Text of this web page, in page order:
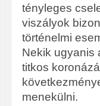
tényleges
viszályok
történelmi
Nekik ugyanis
titkos
menekülni.